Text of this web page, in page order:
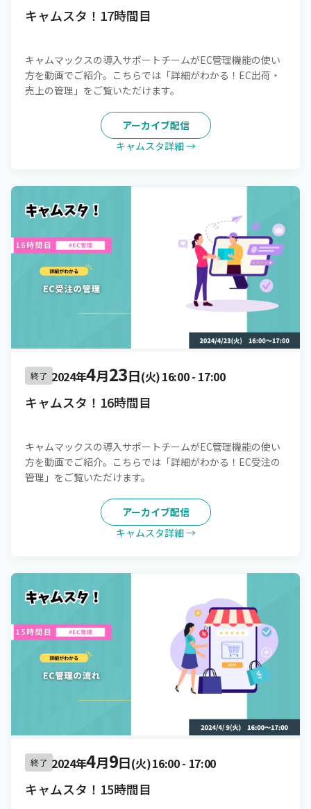
キャムスタ！17時間目
キャムマックスの導入サポートチームがEC管理機能の使い
方を動画でご紹介。こちらでは「詳細がわかる！EC出荷・
売上の管理」をご覧いただけます。
アーカイブ配信
キャムスタ詳細 →
終了 2024年4月23日(火)16:00- 17:00
キャムスタ！16時間目
キャムマックスの導入サポートチームがEC管理機能の使い
方を動画でご紹介。こちらでは「詳細がわかる！EC受注の
管理」をご覧いただけます。
アーカイブ配信
キャムスタ詳細 →
終了 2024年4月9日(火)16:00- 17:00
キャムスタ！15時間目